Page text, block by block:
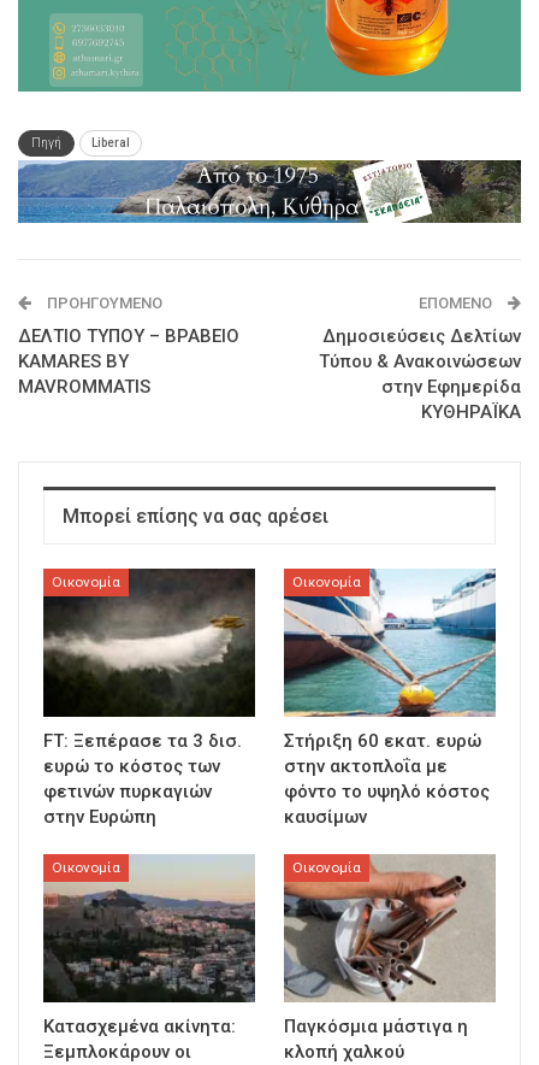
Πηγή Liberal
ΠΡΟΗΓΟΎΜΕΝΟ
ΔΕΛΤΙΟ ΤΥΠΟΥ – ΒΡΑΒΕΙΟ
KAMARES BY
MAVROMMATIS
ΕΠΌΜΕΝΟ
Δημοσιεύσεις Δελτίων
Τύπου & Ανακοινώσεων
στην Εφημερίδα
ΚΥΘΗΡΑΪΚΑ
Μπορεί επίσης να σας αρέσει
Οικονομία
FT: Ξεπέρασε τα 3 δισ.
ευρώ το κόστος των
φετινών πυρκαγιών
στην Ευρώπη
Οικονομία
Στήριξη 60 εκατ. ευρώ
στην ακτοπλοΐα με
φόντο το υψηλό κόστος
καυσίμων
Οικονομία
Κατασχεμένα ακίνητα:
Ξεμπλοκάρουν οι
Οικονομία
Παγκόσμια μάστιγα η
κλοπή χαλκού